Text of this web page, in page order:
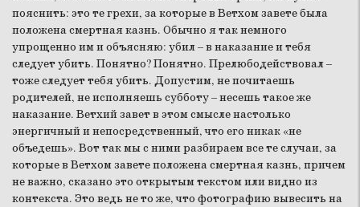
пояснить: это те грехи, за которые в Ветхом завете была
положена смертная казнь. Обычно я так немного
упрощенно им и объясняю: убил – в наказание и тебя
следует убить. Понятно? Понятно. Прелюбодействовал –
тоже следует тебя убить. Допустим, не почитаешь
родителей, не исполняешь субботу – несешь такое же
наказание. Ветхий завет в этом смысле настолько
энергичный и непосредственный, что его никак «не
объедешь». Вот так мы с ними разбираем все те случаи, за
которые в Ветхом завете положена смертная казнь, причем
не важно, сказано это открытым текстом или видно из
контекста. Это ведь не то же, что фотографию вывесить на